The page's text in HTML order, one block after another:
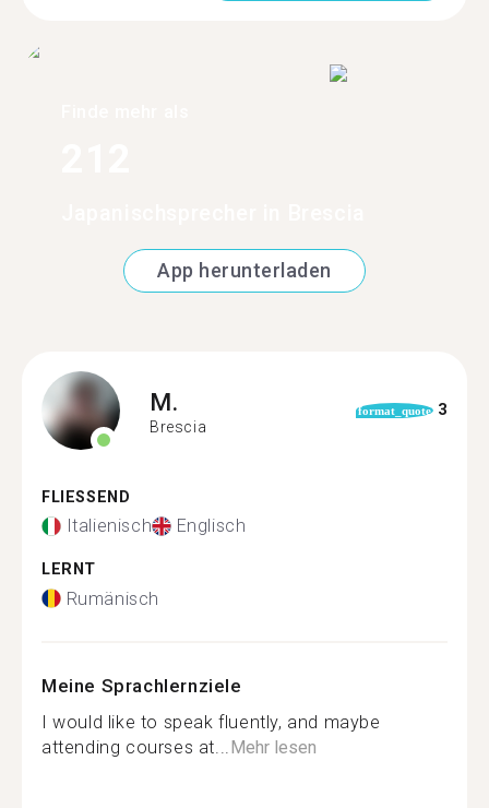
App herunterladen
M.
Brescia
format_quote 3
FLIESSEND
Italienisch Englisch
LERNT
Rumänisch
Meine Sprachlernziele
I would like to speak fluently, and maybe
attending courses at... Mehr lesen